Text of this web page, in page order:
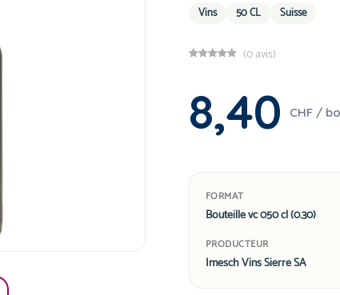
Vins 50 CL Suisse
(0 avis)
8,40 CHF /
FORMAT
Bouteille vc 050 cl (0.30)
PRODUCTEUR
Imesch Vins Sierre SA